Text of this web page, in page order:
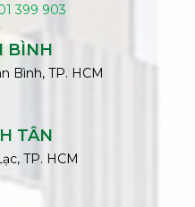
399 903
BÌNH
Bình, TP. HCM
TÂN
TP. HCM